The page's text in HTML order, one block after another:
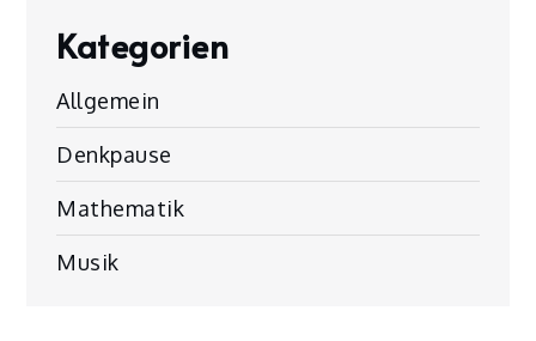
Kategorien
Allgemein
Denkpause
Mathematik
Musik